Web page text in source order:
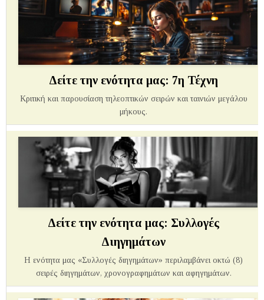
Δείτε την ενότητα μας: 7η Τέχνη
Κριτική και παρουσίαση τηλεοπτικών σειρών και ταινιών μεγάλου
μήκους.
Δείτε την ενότητα μας: Συλλογές
Διηγημάτων
Η ενότητα μας «Συλλογές διηγημάτων» περιλαμβάνει οκτώ (8)
σειρές διηγημάτων, χρονογραφημάτων και αφηγημάτων.